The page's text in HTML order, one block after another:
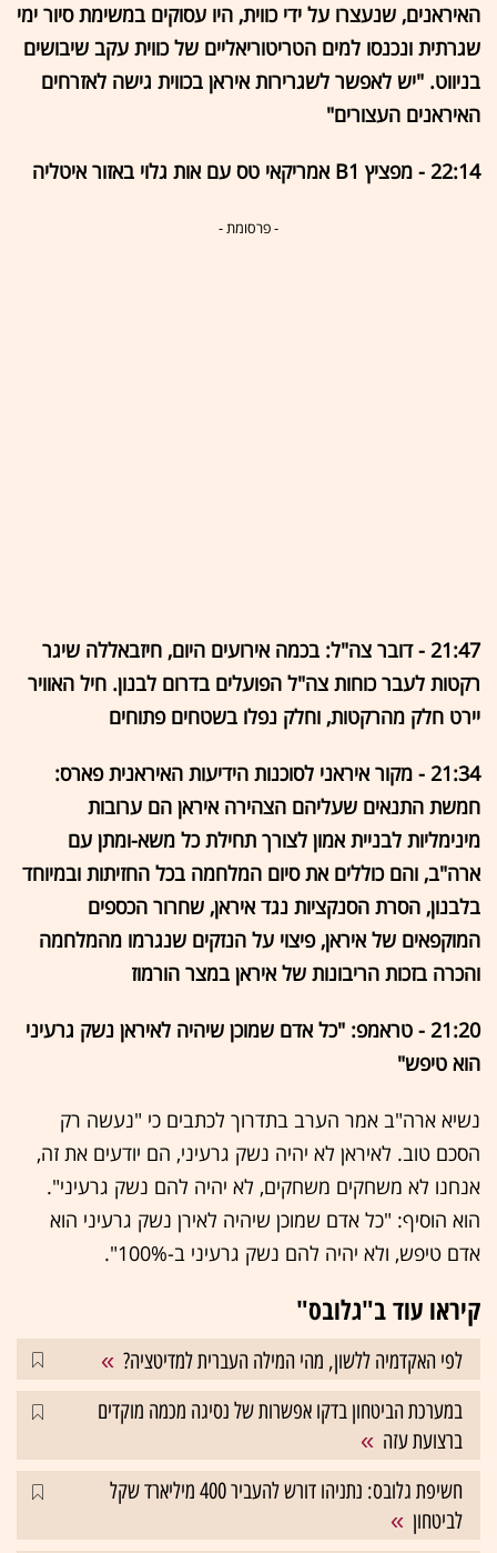
האיראנים, שנעצרו על ידי כווית, היו עסוקים במשימת סיור ימי
שגרתית ונכנסו למים הטריטוריאליים של כווית עקב שיבושים
בניווט. "יש לאפשר לשגרירות איראן בכווית גישה לאזרחים
האיראנים העצורים"
22:14 - מפציץ B1 אמריקאי טס עם אות גלוי באזור איטליה
- פרסומת -
21:47 - דובר צה"ל: בכמה אירועים היום, חיזבאללה שיגר
רקטות לעבר כוחות צה"ל הפועלים בדרום לבנון. חיל האוויר
יירט חלק מהרקטות, וחלק נפלו בשטחים פתוחים
21:34 - מקור איראני לסוכנות הידיעות האיראנית פארס:
חמשת התנאים שעליהם הצהירה איראן הם ערובות
מינימליות לבניית אמון לצורך תחילת כל משא-ומתן עם
ארה"ב, והם כוללים את סיום המלחמה בכל החזיתות ובמיוחד
בלבנון, הסרת הסנקציות נגד איראן, שחרור הכספים
המוקפאים של איראן, פיצוי על הנזקים שנגרמו מהמלחמה
והכרה בזכות הריבונות של איראן במצר הורמוז
21:20 - טראמפ: "כל אדם שמוכן שיהיה לאיראן נשק גרעיני
הוא טיפש"
נשיא ארה"ב אמר הערב בתדרוך לכתבים כי "נעשה רק
הסכם טוב. לאיראן לא יהיה נשק גרעיני, הם יודעים את זה,
אנחנו לא משחקים משחקים, לא יהיה להם נשק גרעיני".
הוא הוסיף: "כל אדם שמוכן שיהיה לאירן נשק גרעיני הוא
אדם טיפש, ולא יהיה להם נשק גרעיני ב-100%".
קיראו עוד ב"גלובס"
לפי האקדמיה ללשון, מהי המילה העברית למדיטציה?
במערכת הביטחון בדקו אפשרות של נסיגה מכמה מוקדים
ברצועת עזה
חשיפת גלובס: נתניהו דורש להעביר 400 מיליארד שקל
לביטחון